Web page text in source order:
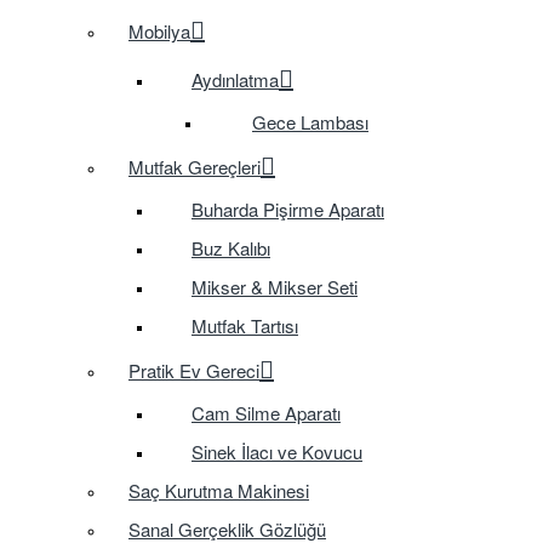
Mobilya
Aydınlatma
Gece Lambası
Mutfak Gereçleri
Buharda Pişirme Aparatı
Buz Kalıbı
Mikser & Mikser Seti
Mutfak Tartısı
Pratik Ev Gereci
Cam Silme Aparatı
Sinek İlacı ve Kovucu
Saç Kurutma Makinesi
Sanal Gerçeklik Gözlüğü